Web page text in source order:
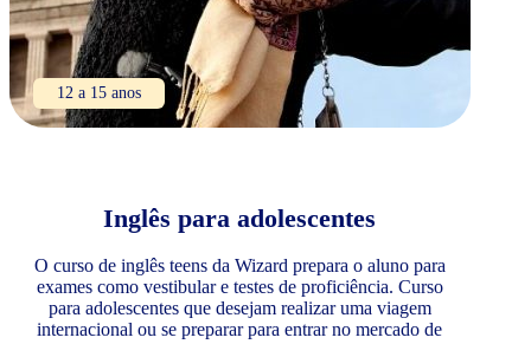
12 a 15 anos
Inglês para adolescentes
O curso de inglês teens da Wizard prepara o aluno para
exames como vestibular e testes de proficiência. Curso
para adolescentes que desejam realizar uma viagem
internacional ou se preparar para entrar no mercado de